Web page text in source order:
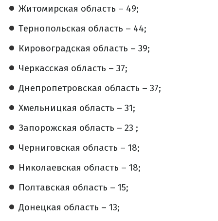
Житомирская область – 49;
Тернопольская область – 44;
Кировоградская область – 39;
Черкасская область – 37;
Днепропетровская область – 37;
Хмельницкая область – 31;
Запорожская область – 23 ;
Черниговская область – 18;
Николаевская область – 18;
Полтавская область – 15;
Донецкая область – 13;